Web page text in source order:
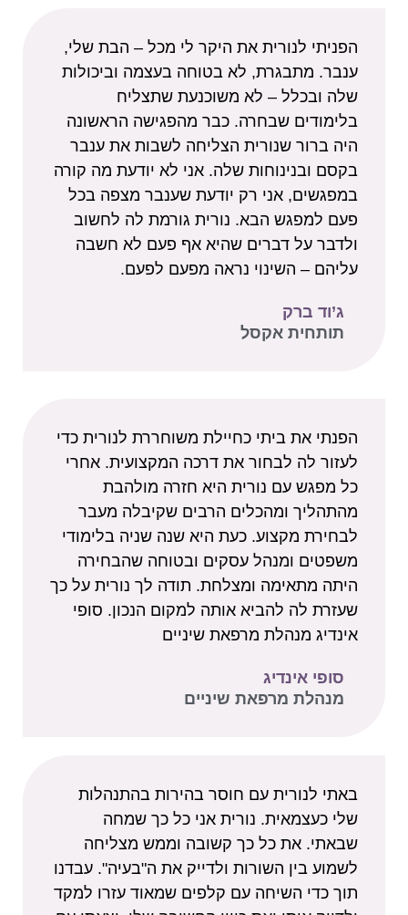
הפניתי לנורית את היקר לי מכל – הבת שלי,
ענבר. מתבגרת, לא בטוחה בעצמה וביכולות
שלה ובכלל – לא משוכנעת שתצליח
בלימודים שבחרה. כבר מהפגישה הראשונה
היה ברור שנורית הצליחה לשבות את ענבר
בקסם ובנינוחות שלה. אני לא יודעת מה קורה
במפגשים, אני רק יודעת שענבר מצפה בכל
פעם למפגש הבא. נורית גורמת לה לחשוב
ולדבר על דברים שהיא אף פעם לא חשבה
עליהם – השינוי נראה מפעם לפעם.
ג’וד ברק
תותחית אקסל
הפנתי את ביתי כחיילת משוחררת לנורית כדי
לעזור לה לבחור את דרכה המקצועית. אחרי
כל מפגש עם נורית היא חזרה מולהבת
מהתהליך ומהכלים הרבים שקיבלה מעבר
לבחירת מקצוע. כעת היא שנה שניה בלימודי
משפטים ומנהל עסקים ובטוחה שהבחירה
היתה מתאימה ומצלחת. תודה לך נורית על כך
שעזרת לה להביא אותה למקום הנכון. סופי
אינדיג מנהלת מרפאת שיניים
סופי אינדיג
מנהלת מרפאת שיניים
באתי לנורית עם חוסר בהירות בהתנהלות
שלי כעצמאית. נורית אני כל כך שמחה
שבאתי. את כל כך קשובה וממש מצליחה
לשמוע בין השורות ולדייק את ה"בעיה". עבדנו
תוך כדי השיחה עם קלפים שמאוד עזרו למקד